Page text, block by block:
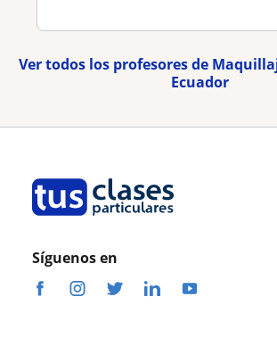
Ver todos los profesores de
Ecuador
Síguenos en